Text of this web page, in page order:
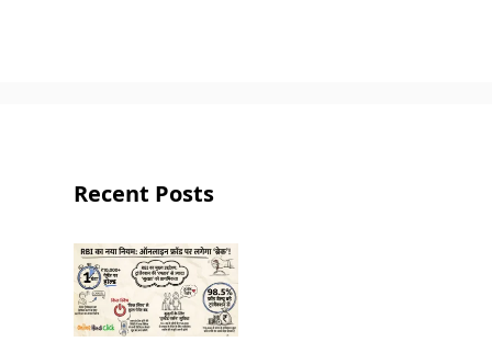
Recent Posts